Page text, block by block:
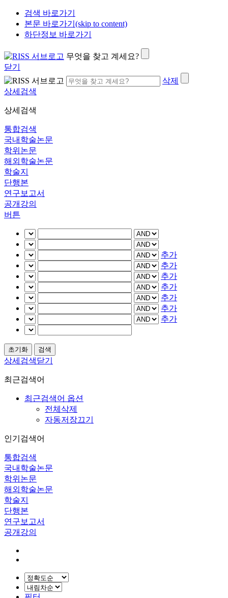
검색 바로가기
본문 바로가기(skip to content)
하단정보 바로가기
무엇을 찾고 계세요?
닫기
삭제
상세검색
상세검색
통합검색
국내학술논문
학위논문
해외학술논문
학술지
단행본
연구보고서
공개강의
버튼
추가
추가
추가
추가
추가
추가
추가
상세검색닫기
최근검색어
최근검색어 옵션
전체삭제
자동저장끄기
인기검색어
통합검색
국내학술논문
학위논문
해외학술논문
학술지
단행본
연구보고서
공개강의